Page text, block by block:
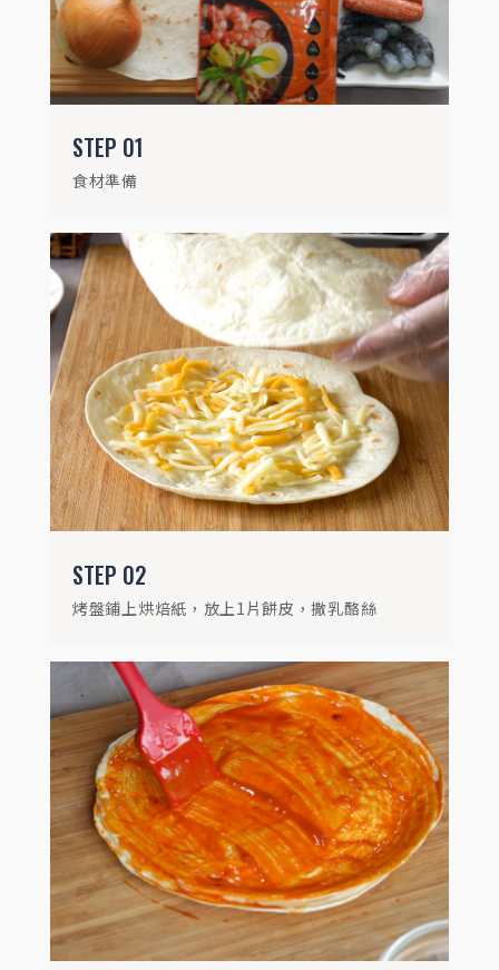
STEP 01
食材準備
STEP 02
烤盤鋪上烘焙紙，放上1片餅皮，撒乳酪絲
STEP03
再蓋上第2片餅皮，塗滿南洋叻沙醬
STEP04
將蝦仁、花枝、蟹肉棒、洋蔥、青椒放上餅
皮，再撒上乳酪絲